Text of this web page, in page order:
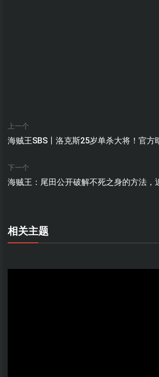
上一个
海贼王SBS丨洛克斯25岁单杀大将！官方
下一个
海贼王：尾田公开破解不死之身的方法，
相关主题